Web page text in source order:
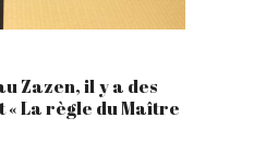
Zazen, il y a des
La règle du Maître